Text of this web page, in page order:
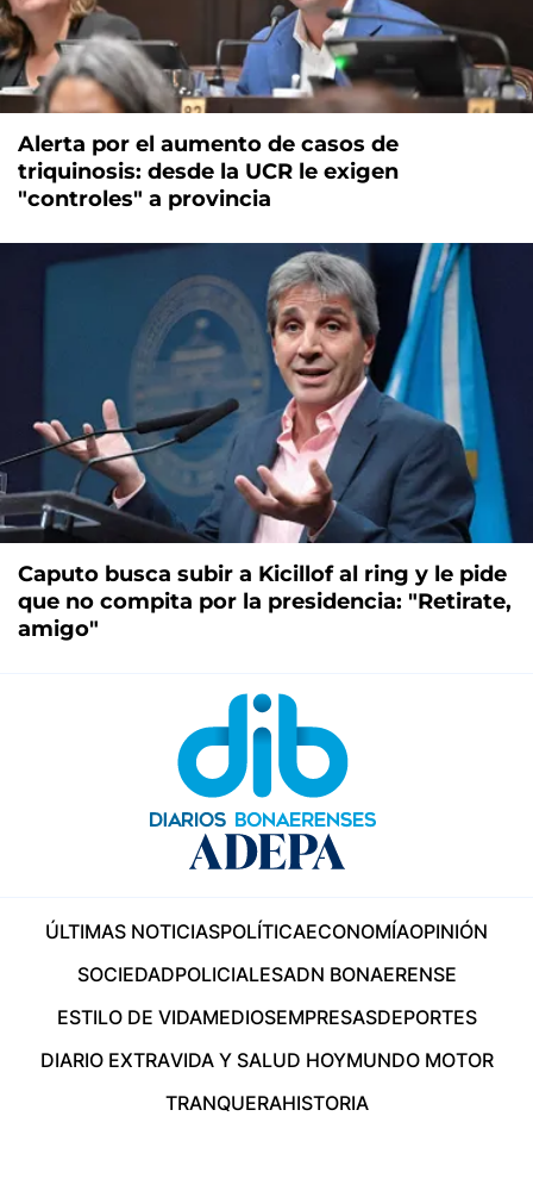
Alerta por el aumento de casos de
triquinosis: desde la UCR le exigen
"controles" a provincia
Caputo busca subir a Kicillof al ring y le pide
que no compita por la presidencia: "Retirate,
amigo"
ÚLTIMAS NOTICIASPOLÍTICAECONOMÍAOPINIÓN
SOCIEDADPOLICIALESADN BONAERENSE
ESTILO DE VIDAMEDIOSEMPRESASDEPORTES
DIARIO EXTRAVIDA Y SALUD HOYMUNDO MOTOR
TRANQUERAHISTORIA